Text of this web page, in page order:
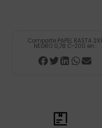
Comparte PAPEL RASTA 2X1
NEGRO 0,78 C-200 en: